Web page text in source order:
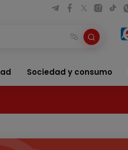
Sociedad y consumo